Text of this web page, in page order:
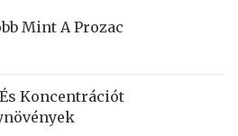
Mint A Prozac
Koncentrációt